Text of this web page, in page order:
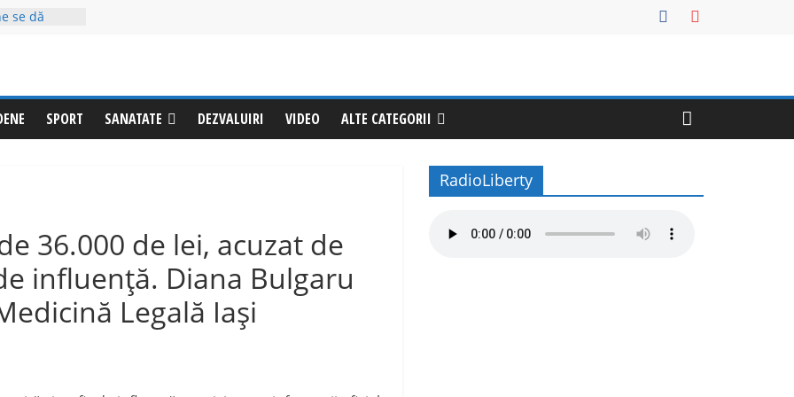
se dă
a
SPORT SANATATE DEZVALUIRI VIDEO ALTE CATEGORII
36.000 de lei, acuzat de
influenţă. Diana Bulgaru
Legală Iaşi
RadioLiberty